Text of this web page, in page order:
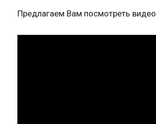
Предлагаем Вам посмотреть